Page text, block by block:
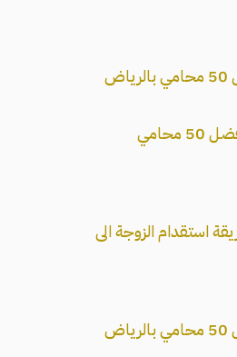
افضل 50 محامي
استقدام الزوجة الى